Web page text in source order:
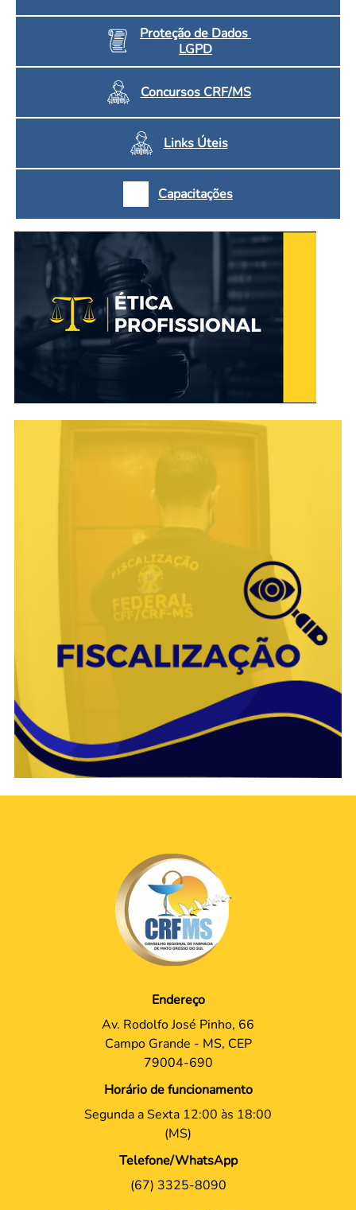
Proteção de Dados
LGPD
Concursos CRF/MS
Links Úteis
Capacitações
Endereço
Av. Rodolfo José Pinho, 66
Campo Grande - MS, CEP
79004-690
Horário de funcionamento
Segunda a Sexta 12:00 às 18:00
(MS)
Telefone/WhatsApp
(67) 3325-8090